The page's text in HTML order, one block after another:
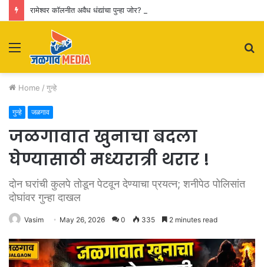
Menu
Home / गुन्हे
गुन्हे जळगाव
जळगावात खुनाचा बदला
घेण्यासाठी मध्यरात्री थरार !
दोन घरांची कुलपे तोडून पेटवून देण्याचा प्रयत्न; शनीपेठ पोलिसांत
दोघांवर गुन्हा दाखल
Vasim May 26, 2026 0 335 2 minutes read